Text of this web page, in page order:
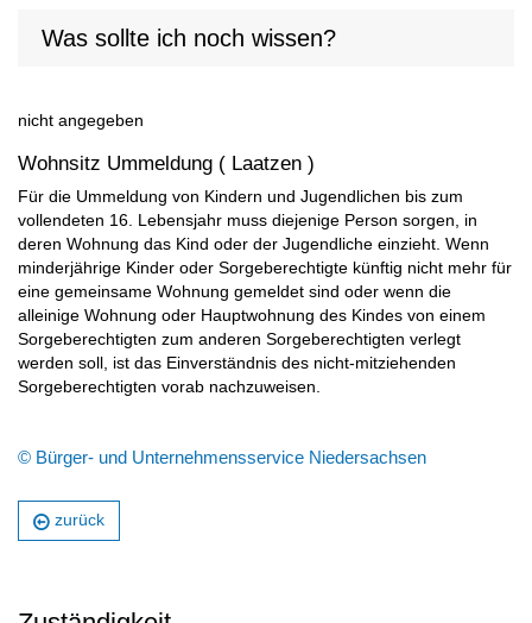
Was sollte ich noch wissen?
nicht angegeben
Wohnsitz Ummeldung ( Laatzen )
Für die Ummeldung von Kindern und Jugendlichen bis zum
vollendeten 16. Lebensjahr muss diejenige Person sorgen, in
deren Wohnung das Kind oder der Jugendliche einzieht. Wenn
minderjährige Kinder oder Sorgeberechtigte künftig nicht mehr für
eine gemeinsame Wohnung gemeldet sind oder wenn die
alleinige Wohnung oder Hauptwohnung des Kindes von einem
Sorgeberechtigten zum anderen Sorgeberechtigten verlegt
werden soll, ist das Einverständnis des nicht-mitziehenden
Sorgeberechtigten vorab nachzuweisen.
© Bürger- und Unternehmensservice Niedersachsen
zurück